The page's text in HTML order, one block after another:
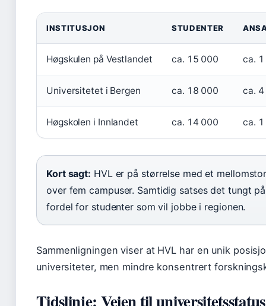
INSTITUSJON STUDENTER
Høgskulen på Vestlandet ca. 15 000 ca.
Universitetet i Bergen ca. 18 000 ca.
Høgskolen i Innlandet ca. 14 000 ca.
Kort sagt: HVL er på størrelse med et
over fem campuser. Samtidig satses det tungt
fordel for studenter som vil jobbe i regionen.
Sammenligningen viser at HVL har en unik
universiteter, men mindre konsentrert
Tidslinje: Veien til universitetsstatus